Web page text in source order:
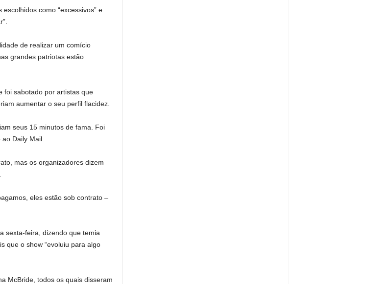
como “excessivos” e
de realizar um comício
grandes patriotas estão
foi sabotado por artistas que
aumentar o seu perfil flacidez.
seus 15 minutos de fama. Foi
Daily Mail.
mas os organizadores dizem
eles estão sob contrato –
sexta-feira, dizendo que temia
que o show “evoluiu para algo
McBride, todos os quais disseram